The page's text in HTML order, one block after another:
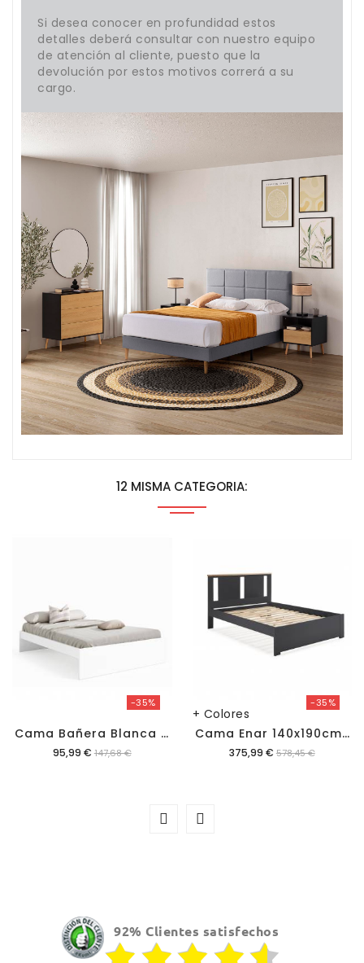
Si desea conocer en profundidad estos
detalles deberá consultar con nuestro equipo
de atención al cliente, puesto que la
devolución por estos motivos correrá a su
cargo.
12 MISMA CATEGORIA:
-35%
C
Ama Bañera Blanca Anahí 150x190 Cm
Precio
95,99 € 147,68 €
+ Colores
-35%
C
Ama Enar 140x190cm Con Somier
Precio
375,99 € 578,45 €
92% Clientes satisfechos